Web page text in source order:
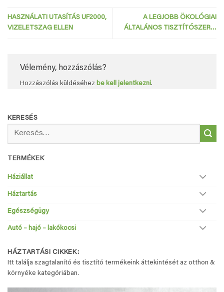
HASZNÁLATI UTASÍTÁS UF2000,
VIZELETSZAG ELLEN
A LEGJOBB ÖKOLÓGIAI
ÁLTALÁNOS TISZTÍTÓSZER…
Vélemény, hozzászólás?
Hozzászólás küldéséhez be kell jelentkezni.
KERESÉS
TERMÉKEK
Háziállat
Háztartás
Egészségügy
Autó – hajó – lakókocsi
HÁZTARTÁSI CIKKEK:
Itt találja szagtalanító és tisztító termékeink áttekintését az otthon &
környéke kategóriában.